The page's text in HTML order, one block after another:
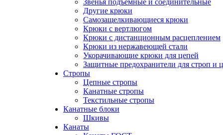
Звенья подъемные и соединительные
Другие крюки
Самозащелкивающиеся крюки
Крюки с вертлюгом
Крюки с дистанционным расцеплением
Крюки из нержавеющей стали
Укорачивающие крюки для цепей
Защитные предохранители для строп и
Стропы
Цепные стропы
Канатные стропы
Текстильные стропы
Канатные блоки
Шкивы
Канаты